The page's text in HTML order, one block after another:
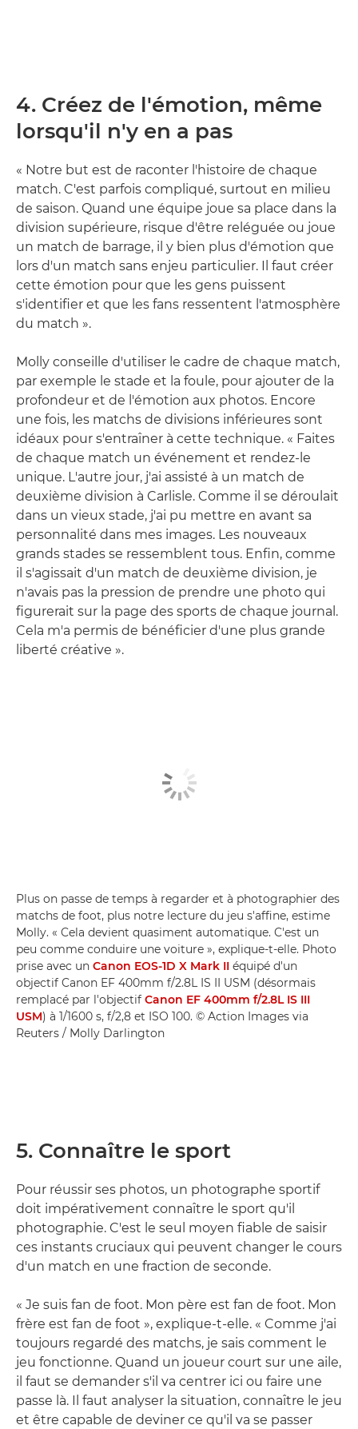
4. Créez de l'émotion, même
lorsqu'il n'y en a pas
« Notre but est de raconter l'histoire de chaque
match. C'est parfois compliqué, surtout en milieu
de saison. Quand une équipe joue sa place dans la
division supérieure, risque d'être reléguée ou joue
un match de barrage, il y bien plus d'émotion que
lors d'un match sans enjeu particulier. Il faut créer
cette émotion pour que les gens puissent
s'identifier et que les fans ressentent l'atmosphère
du match ».
Molly conseille d'utiliser le cadre de chaque match,
par exemple le stade et la foule, pour ajouter de la
profondeur et de l'émotion aux photos. Encore
une fois, les matchs de divisions inférieures sont
idéaux pour s'entraîner à cette technique. « Faites
de chaque match un événement et rendez-le
unique. L'autre jour, j'ai assisté à un match de
deuxième division à Carlisle. Comme il se déroulait
dans un vieux stade, j'ai pu mettre en avant sa
personnalité dans mes images. Les nouveaux
grands stades se ressemblent tous. Enfin, comme
il s'agissait d'un match de deuxième division, je
n'avais pas la pression de prendre une photo qui
figurerait sur la page des sports de chaque journal.
Cela m'a permis de bénéficier d'une plus grande
liberté créative ».
Plus on passe de temps à regarder et à photographier des
matchs de foot, plus notre lecture du jeu s'affine, estime
Molly. « Cela devient quasiment automatique. C'est un
peu comme conduire une voiture », explique-t-elle. Photo
prise avec un Canon EOS-1D X Mark II équipé d'un
objectif Canon EF 400mm f/2.8L IS II USM (désormais
remplacé par l'objectif Canon EF 400mm f/2.8L IS III
USM) à 1/1600 s, f/2,8 et ISO 100. © Action Images via
Reuters / Molly Darlington
5. Connaître le sport
Pour réussir ses photos, un photographe sportif
doit impérativement connaître le sport qu'il
photographie. C'est le seul moyen fiable de saisir
ces instants cruciaux qui peuvent changer le cours
d'un match en une fraction de seconde.
« Je suis fan de foot. Mon père est fan de foot. Mon
frère est fan de foot », explique-t-elle. « Comme j'ai
toujours regardé des matchs, je sais comment le
jeu fonctionne. Quand un joueur court sur une aile,
il faut se demander s'il va centrer ici ou faire une
passe là. Il faut analyser la situation, connaître le jeu
et être capable de deviner ce qu'il va se passer